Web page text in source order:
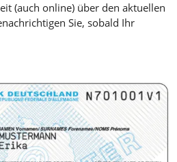
(auch online) über den aktuellen
Sie, sobald Ihr